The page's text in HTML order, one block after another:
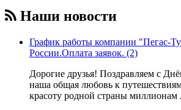
Наши новости
График работы компании "Пегас-
России.Оплата заявок. (2)
Дорогие друзья! Поздравляем с
наша общая любовь к
красоту родной страны миллионам